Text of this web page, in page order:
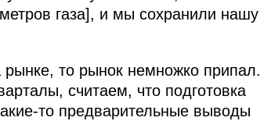
газа], и мы сохранили нашу
рынке, то рынок немножко припал.
считаем, что подготовка
то предварительные выводы